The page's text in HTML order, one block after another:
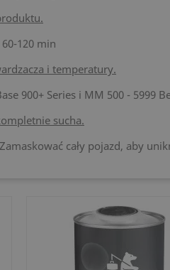
60-120 min
i temperatury.
900+ Series i MM 500 - 5999
sucha.
Zamaskować cały pojazd, aby